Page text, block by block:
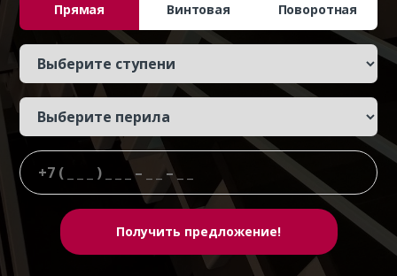
Прямая Винтовая Поворотная